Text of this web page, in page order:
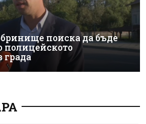
поиска да бъде
полицейското
града